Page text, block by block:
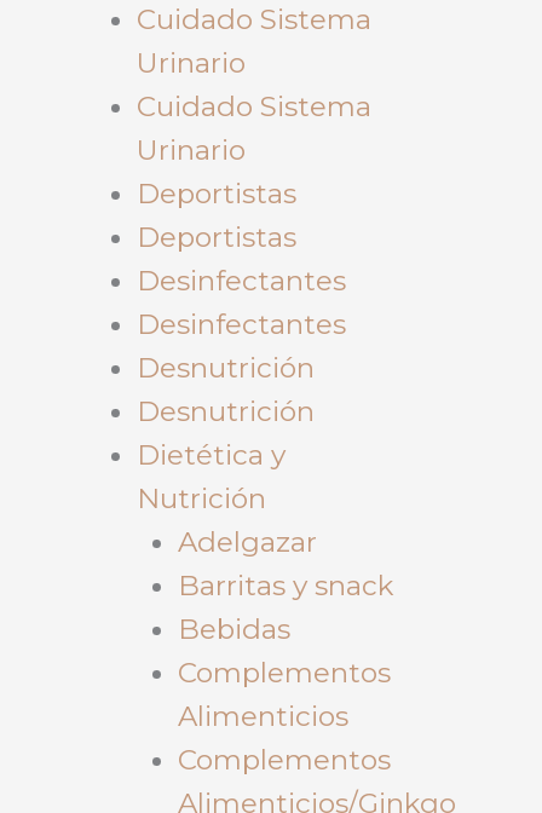
Cuidado Sistema
Urinario
Cuidado Sistema
Urinario
Deportistas
Deportistas
Desinfectantes
Desinfectantes
Desnutrición
Desnutrición
Dietética y
Nutrición
Adelgazar
Barritas y snack
Bebidas
Complementos
Alimenticios
Complementos
Alimenticios/Ginkgo